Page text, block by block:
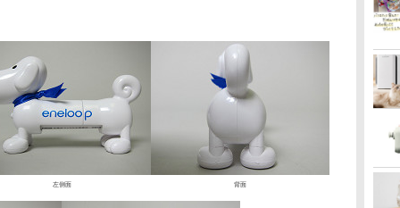
左側面 背面